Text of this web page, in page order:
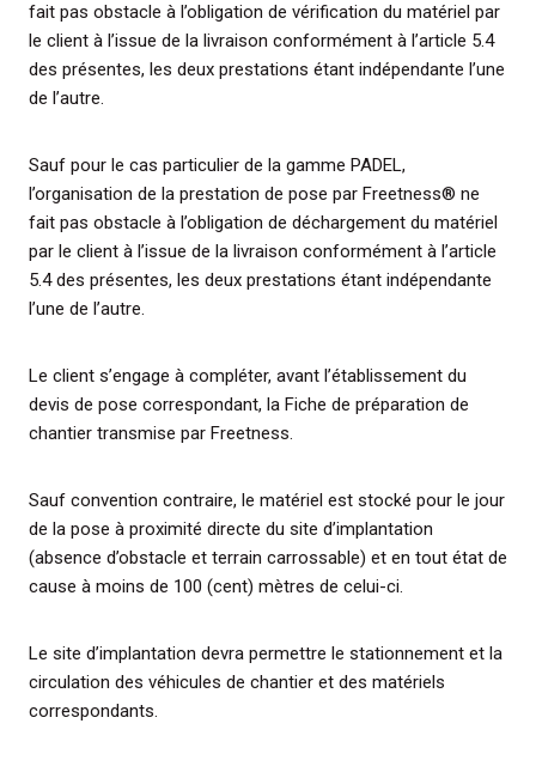
fait pas obstacle à l’obligation de vérification du matériel par
le client à l’issue de la livraison conformément à l’article 5.4
des présentes, les deux prestations étant indépendante l’une
de l’autre.
Sauf pour le cas particulier de la gamme PADEL,
l’organisation de la prestation de pose par Freetness® ne
fait pas obstacle à l’obligation de déchargement du matériel
par le client à l’issue de la livraison conformément à l’article
5.4 des présentes, les deux prestations étant indépendante
l’une de l’autre.
Le client s’engage à compléter, avant l’établissement du
devis de pose correspondant, la Fiche de préparation de
chantier transmise par Freetness.
Sauf convention contraire, le matériel est stocké pour le jour
de la pose à proximité directe du site d’implantation
(absence d’obstacle et terrain carrossable) et en tout état de
cause à moins de 100 (cent) mètres de celui-ci.
Le site d’implantation devra permettre le stationnement et la
circulation des véhicules de chantier et des matériels
correspondants.